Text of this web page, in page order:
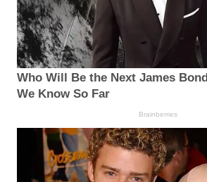
Who Will Be the Next James
We Know So Far
Brainberries